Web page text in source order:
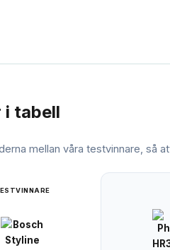
i tabell
mellan våra testvinnare, så